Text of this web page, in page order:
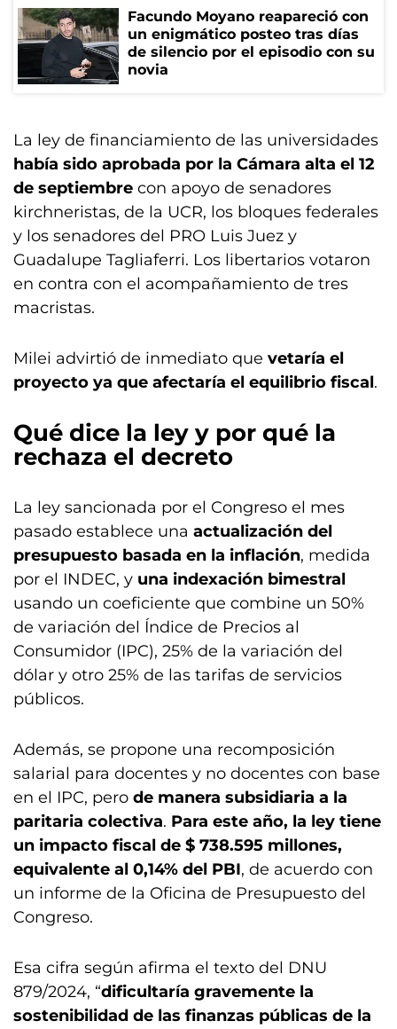
Facundo Moyano reapareció con
un enigmático posteo tras días
de silencio por el episodio con su
novia
La ley de financiamiento de las universidades
había sido aprobada por la Cámara alta el 12
de septiembre con apoyo de senadores
kirchneristas, de la UCR, los bloques federales
y los senadores del PRO Luis Juez y
Guadalupe Tagliaferri. Los libertarios votaron
en contra con el acompañamiento de tres
macristas.
Milei advirtió de inmediato que vetaría el
proyecto ya que afectaría el equilibrio fiscal.
Qué dice la ley y por qué la
rechaza el decreto
La ley sancionada por el Congreso el mes
pasado establece una actualización del
presupuesto basada en la inflación, medida
por el INDEC, y una indexación bimestral
usando un coeficiente que combine un 50%
de variación del Índice de Precios al
Consumidor (IPC), 25% de la variación del
dólar y otro 25% de las tarifas de servicios
públicos.
Además, se propone una recomposición
salarial para docentes y no docentes con base
en el IPC, pero de manera subsidiaria a la
paritaria colectiva. Para este año, la ley tiene
un impacto fiscal de $ 738.595 millones,
equivalente al 0,14% del PBI, de acuerdo con
un informe de la Oficina de Presupuesto del
Congreso.
Esa cifra según afirma el texto del DNU
879/2024, “dificultaría gravemente la
sostenibilidad de las finanzas públicas de la